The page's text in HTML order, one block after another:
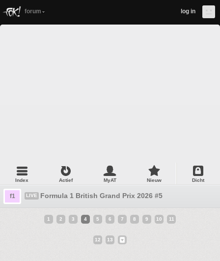
forum log in
Index Actief MyAT Nieuw Dicht
f1 LIVE Formula 1 British Grand Prix 2026 #5
1 2 3 4 5 6 7 8 9 10 11
12 13